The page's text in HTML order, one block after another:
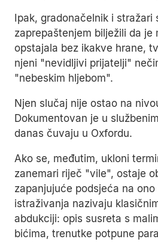
Ipak, gradonačelnik i stražari
zaprepaštenjem bilježili da je
opstajala bez ikakve hrane,
njeni "nevidljivi prijatelji"
"nebeskim hljebom".
Njen slučaj nije ostao na
Dokumentovan je u
danas čuvaju u Oxfordu.
Ako se, međutim, ukloni
zanemari riječ "vile", ostaje
zapanjujuće podsjeća na
istraživanja nazivaju
abdukciji: opis susreta s
bićima, trenutke potpune